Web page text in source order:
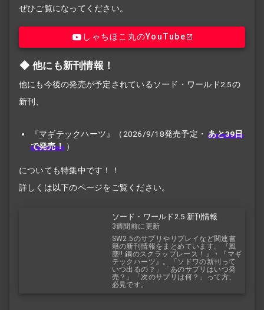
ぜひご覧になってください。
しゃちほこ丸のYouTube
他にも新刊情報！
他にも今後の発売が予定されているソード・ワールド2.5の
新刊、
『マギテックハーツ』（2026/9/18発売予定・ あと39日
で発売！ ）
についても特集中です！！
詳しくは以下のページをご覧ください。
ソード・ワールド2.5 新刊情報
3週間前に更新
SW2.5のサプリやリプレイなど関連書
籍の新刊情報をまとめています。『風
塵!! 鋼のスクラップレース！』・『マギ
テックハーツ』。「ソドワの新刊って
いつ出るの？」「あのサプリはいつ発
売？」「次のサプリは何？」って方、
必見です。